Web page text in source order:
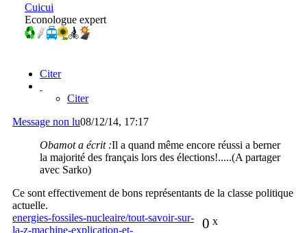
Cuicui
Econologue expert
Citer
Citer
Message non lu08/12/14, 17:17
Obamot a écrit :Il a quand même encore réussi a berner
la majorité des français lors des élections!.....(A partager
avec Sarko)
Ce sont effectivement de bons représentants de la classe politique
actuelle.
0 x
energies-fossiles-nucleaire/tout-savoir-sur-
la-z-machine-explication-et-